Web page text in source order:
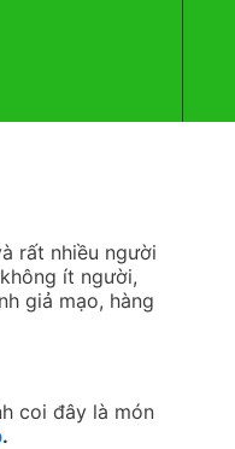
rất nhiều người
ít người,
giả mạo, hàng
coi đây là món
.